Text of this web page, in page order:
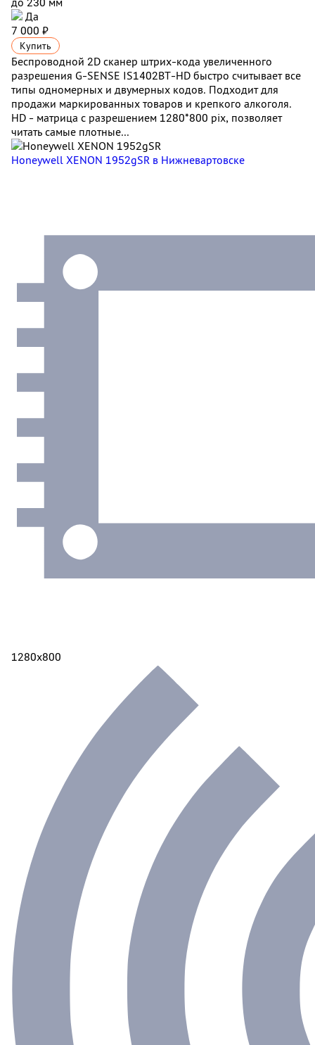
Да
7 000 ₽
Купить
Беспроводной 2D сканер штрих-кода увеличенного
разрешения G-SENSE IS1402BT-HD быстро считывает все
типы одномерных и двумерных кодов. Подходит для
продажи маркированных товаров и крепкого алкоголя.
HD - матрица с разрешением 1280*800 pix, позволяет
читать самые плотные...
Honeywell XENON 1952gSR в Нижневартовске
1280х800